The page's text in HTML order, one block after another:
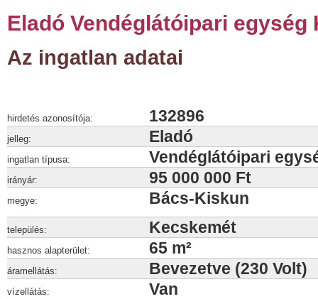
Eladó Vendéglátóipari egység
Az ingatlan adatai
hirdetés azonosítója: 132896
jelleg: Eladó
ingatlan típusa: Vendéglátóipari
irányár: 95 000 000 Ft
megye: Bács-Kiskun
település: Kecskemét
hasznos alapterület: 65 m²
áramellátás: Bevezetve (230 Volt)
vízellátás: Van